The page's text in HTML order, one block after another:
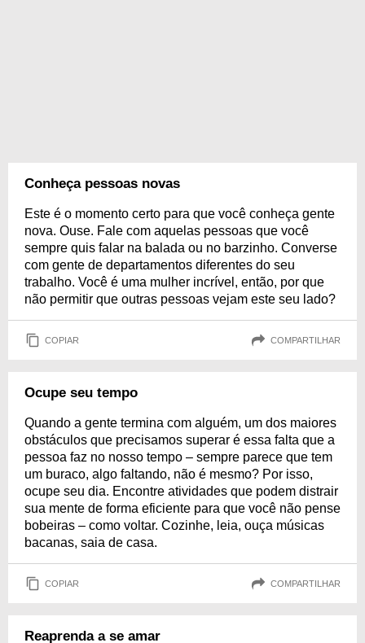
Conheça pessoas novas
Este é o momento certo para que você conheça gente
nova. Ouse. Fale com aquelas pessoas que você
sempre quis falar na balada ou no barzinho. Converse
com gente de departamentos diferentes do seu
trabalho. Você é uma mulher incrível, então, por que
não permitir que outras pessoas vejam este seu lado?
COPIAR COMPARTILHAR
Ocupe seu tempo
Quando a gente termina com alguém, um dos maiores
obstáculos que precisamos superar é essa falta que a
pessoa faz no nosso tempo – sempre parece que tem
um buraco, algo faltando, não é mesmo? Por isso,
ocupe seu dia. Encontre atividades que podem distrair
sua mente de forma eficiente para que você não pense
bobeiras – como voltar. Cozinhe, leia, ouça músicas
bacanas, saia de casa.
COPIAR COMPARTILHAR
Reaprenda a se amar